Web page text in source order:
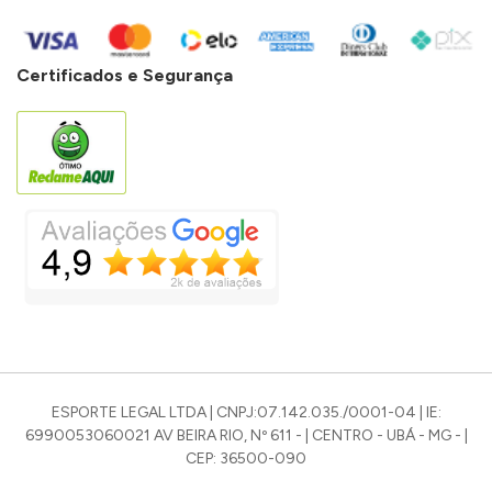
Certificados e Segurança
ESPORTE LEGAL LTDA | CNPJ:07.142.035./0001-04 | IE:
6990053060021 AV BEIRA RIO, Nº 611 - | CENTRO - UBÁ - MG - |
CEP: 36500-090